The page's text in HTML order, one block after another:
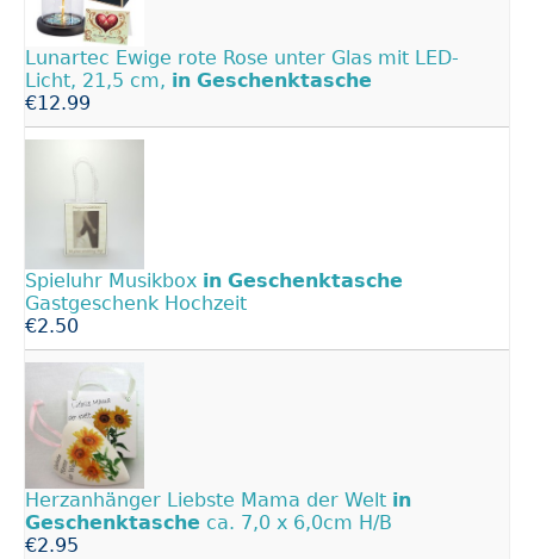
Lunartec Ewige rote Rose unter Glas mit LED-
Licht, 21,5 cm, in Geschenktasche
€12.99
Spieluhr Musikbox in Geschenktasche
Gastgeschenk Hochzeit
€2.50
Herzanhänger Liebste Mama der Welt in
Geschenktasche ca. 7,0 x 6,0cm H/B
€2.95